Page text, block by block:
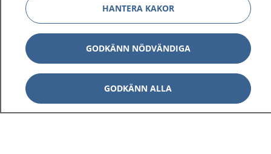
1177 på flera språk Visa
Om 1177 Visa
Kontakt Visa
HANTERA KAKOR
GODKÄNN NÖDVÄNDIGA
GODKÄNN ALLA